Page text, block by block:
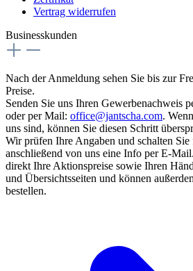
Vertrag widerrufen
Businesskunden
Nach der Anmeldung sehen Sie bis zur
Preise.
Senden Sie uns Ihren Gewerbenachweis
oder per Mail: office@jantscha.com.
uns sind, können Sie diesen Schritt
Wir prüfen Ihre Angaben und schalten Sie
anschließend von uns eine Info per E-
direkt Ihre Aktionspreise sowie Ihren
und Übersichtsseiten und können
bestellen.